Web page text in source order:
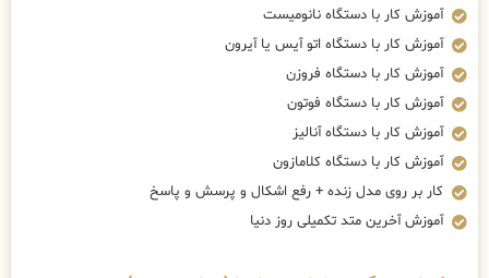
آموزش کار با دستگاه نانومیست
آموزش کار با دستگاه اتو آیس یا آیرون
آموزش کار با دستگاه فروزن
آموزش کار با دستگاه فوتون
آموزش کار با دستگاه آنالیز
آموزش کار با دستگاه کلامازون
کار بر روی مدل زنده + رفع اشکال و پرسش و پاسخ
آموزش آخرین متد تکمیلی روز دنیا